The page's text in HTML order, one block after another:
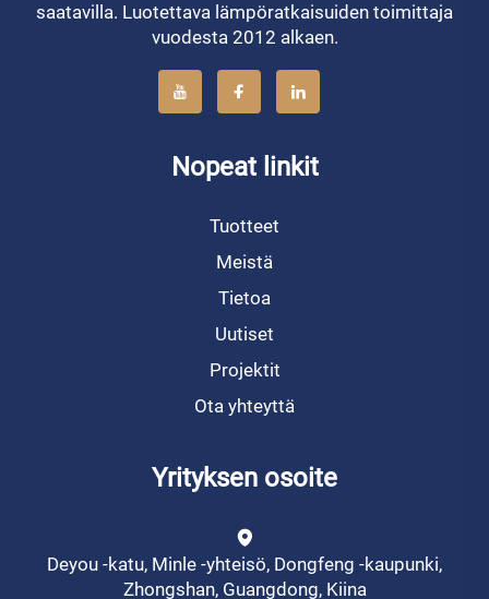
saatavilla. Luotettava lämpöratkaisuiden toimittaja
vuodesta 2012 alkaen.
Nopeat linkit
Tuotteet
Meistä
Tietoa
Uutiset
Projektit
Ota yhteyttä
Yrityksen osoite
Deyou -katu, Minle -yhteisö, Dongfeng -kaupunki,
Zhongshan, Guangdong, Kiina